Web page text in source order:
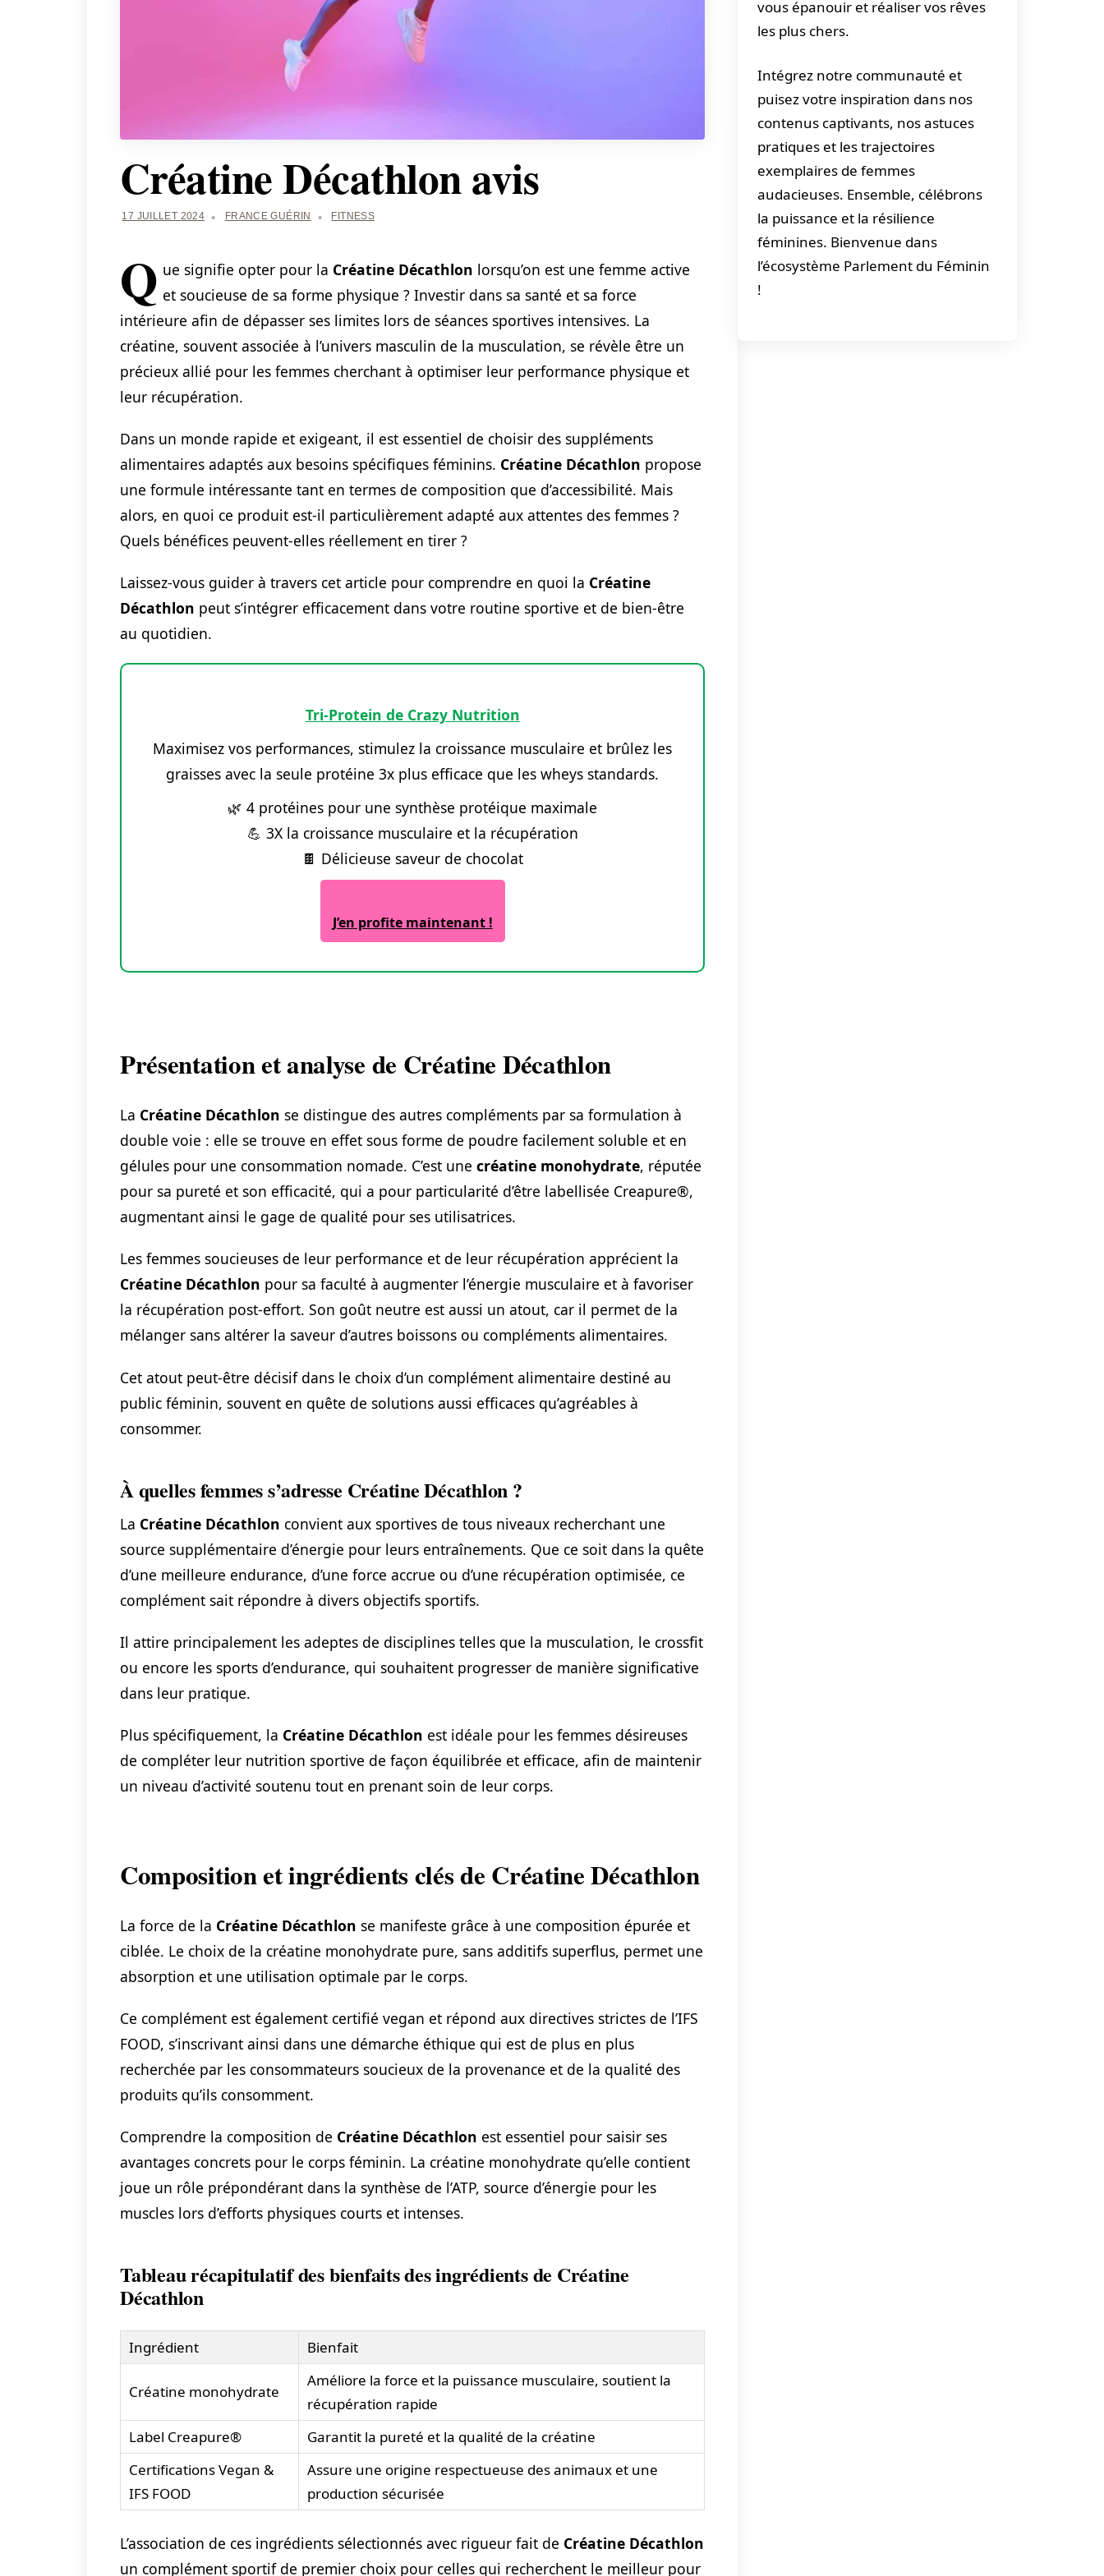
Créatine Décathlon avis
17 JUILLET 2024 FRANCE GUÉRIN FITNESS
Q ue signifie opter pour la Créatine Décathlon lorsqu’on est une femme active
et soucieuse de sa forme physique ? Investir dans sa santé et sa force
intérieure afin de dépasser ses limites lors de séances sportives intensives. La
créatine, souvent associée à l’univers masculin de la musculation, se révèle être un
précieux allié pour les femmes cherchant à optimiser leur performance physique et
leur récupération.
Dans un monde rapide et exigeant, il est essentiel de choisir des suppléments
alimentaires adaptés aux besoins spécifiques féminins. Créatine Décathlon propose
une formule intéressante tant en termes de composition que d’accessibilité. Mais
alors, en quoi ce produit est-il particulièrement adapté aux attentes des femmes ?
Quels bénéfices peuvent-elles réellement en tirer ?
Laissez-vous guider à travers cet article pour comprendre en quoi la Créatine
Décathlon peut s’intégrer efficacement dans votre routine sportive et de bien-être
au quotidien.
Tri-Protein de Crazy Nutrition
Maximisez vos performances, stimulez la croissance musculaire et brûlez les
graisses avec la seule protéine 3x plus efficace que les wheys standards.
🌿 4 protéines pour une synthèse protéique maximale
💪 3X la croissance musculaire et la récupération
🍫 Délicieuse saveur de chocolat
J’en profite maintenant !
Présentation et analyse de Créatine Décathlon
La Créatine Décathlon se distingue des autres compléments par sa formulation à
double voie : elle se trouve en effet sous forme de poudre facilement soluble et en
gélules pour une consommation nomade. C’est une créatine monohydrate, réputée
pour sa pureté et son efficacité, qui a pour particularité d’être labellisée Creapure®,
augmentant ainsi le gage de qualité pour ses utilisatrices.
Les femmes soucieuses de leur performance et de leur récupération apprécient la
Créatine Décathlon pour sa faculté à augmenter l’énergie musculaire et à favoriser
la récupération post-effort. Son goût neutre est aussi un atout, car il permet de la
mélanger sans altérer la saveur d’autres boissons ou compléments alimentaires.
Cet atout peut-être décisif dans le choix d’un complément alimentaire destiné au
public féminin, souvent en quête de solutions aussi efficaces qu’agréables à
consommer.
À quelles femmes s’adresse Créatine Décathlon ?
La Créatine Décathlon convient aux sportives de tous niveaux recherchant une
source supplémentaire d’énergie pour leurs entraînements. Que ce soit dans la quête
d’une meilleure endurance, d’une force accrue ou d’une récupération optimisée, ce
complément sait répondre à divers objectifs sportifs.
Il attire principalement les adeptes de disciplines telles que la musculation, le crossfit
ou encore les sports d’endurance, qui souhaitent progresser de manière significative
dans leur pratique.
Plus spécifiquement, la Créatine Décathlon est idéale pour les femmes désireuses
de compléter leur nutrition sportive de façon équilibrée et efficace, afin de maintenir
un niveau d’activité soutenu tout en prenant soin de leur corps.
Composition et ingrédients clés de Créatine Décathlon
La force de la Créatine Décathlon se manifeste grâce à une composition épurée et
ciblée. Le choix de la créatine monohydrate pure, sans additifs superflus, permet une
absorption et une utilisation optimale par le corps.
Ce complément est également certifié vegan et répond aux directives strictes de l’IFS
FOOD, s’inscrivant ainsi dans une démarche éthique qui est de plus en plus
recherchée par les consommateurs soucieux de la provenance et de la qualité des
produits qu’ils consomment.
Comprendre la composition de Créatine Décathlon est essentiel pour saisir ses
avantages concrets pour le corps féminin. La créatine monohydrate qu’elle contient
joue un rôle prépondérant dans la synthèse de l’ATP, source d’énergie pour les
muscles lors d’efforts physiques courts et intenses.
Tableau récapitulatif des bienfaits des ingrédients de Créatine
Décathlon
Ingrédient Bienfait
Créatine monohydrate
Améliore la force et la puissance musculaire, soutient la
récupération rapide
Label Creapure®
Garantit la pureté et la qualité de la créatine
Certifications Vegan &
IFS FOOD
Assure une origine respectueuse des animaux et une
production sécurisée
L’association de ces ingrédients sélectionnés avec rigueur fait de Créatine Décathlon
un complément sportif de premier choix pour celles qui recherchent le meilleur pour
vous épanouir et réaliser vos rêves
les plus chers.
Intégrez notre communauté et
puisez votre inspiration dans nos
contenus captivants, nos astuces
pratiques et les trajectoires
exemplaires de femmes
audacieuses. Ensemble, célébrons
la puissance et la résilience
féminines. Bienvenue dans
l’écosystème Parlement du Féminin
!